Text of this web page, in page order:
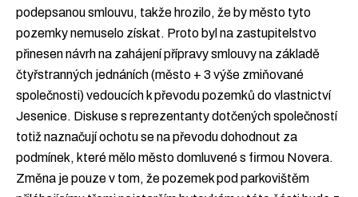
podepsanou smlouvu, takže hrozilo, že by město tyto
pozemky nemuselo získat. Proto byl na zastupitelstvo
přinesen návrh na zahájení přípravy smlouvy na základě
čtyřstranných jednáních (město + 3 výše zmiňované
společnosti) vedoucích k převodu pozemků do vlastnictví
Jesenice. Diskuse s reprezentanty dotčených společností
totiž naznačují ochotu se na převodu dohodnout za
podmínek, které mělo město domluvené s firmou Novera.
Změna je pouze v tom, že pozemek pod parkovištěm